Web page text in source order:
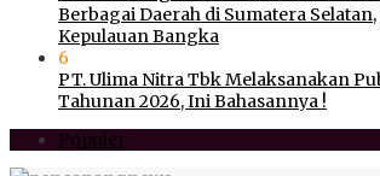
Berbagai Daerah di Sumatera Selatan,
Kepulauan Bangka
6
PT. Ulima Nitra Tbk Melaksanakan
Tahunan 2026, Ini Bahasannya !
Populer